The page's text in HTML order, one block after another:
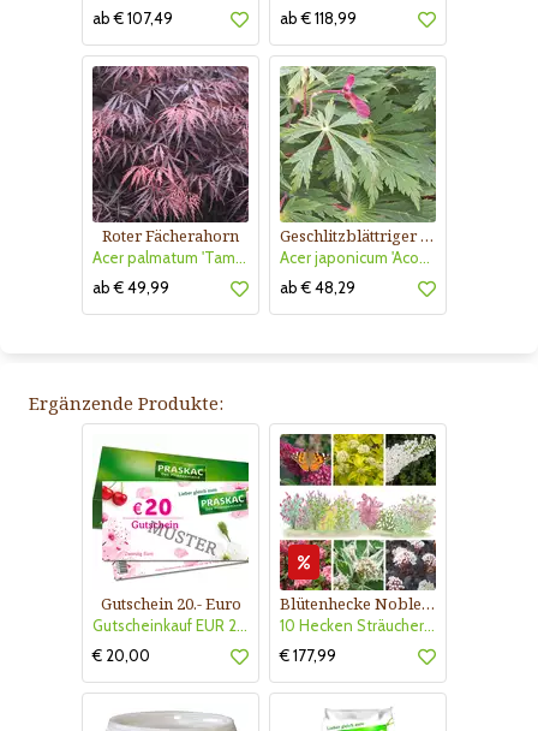
ab € 107,49
ab € 118,99
Roter Fächerahorn
Acer palmatum 'Tamukeyama'
ab € 49,99
Geschlitzblättriger Japanahorn
Acer japonicum 'Aconitifolium'
ab € 48,29
Ergänzende Produkte:
Gutschein 20.- Euro
Gutscheinkauf EUR 20.-
€ 20,00
Blütenhecke Nobless-Kollektion Nr. 402
10 Hecken Sträucher - für 10 lfm Blütenhecke - Blühend März - Oktober
€ 177,99